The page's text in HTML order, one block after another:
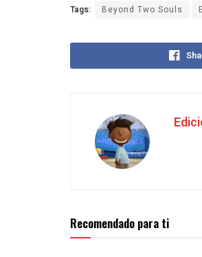
Tags: Beyond Two Souls
Recomendado para ti